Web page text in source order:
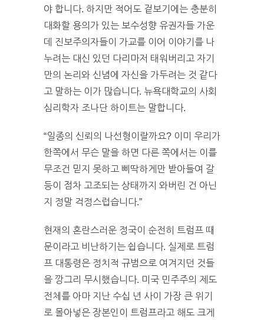
야 합니다. 하지만 적어도 겉보기에는 충분히
대화할 용의가 있는 보수성향 유권자들 가운
데 진보주의자들이 가교를 이어 이야기를 나
누려는 대신 있던 다리마저 태워버리고 자기
만의 논리와 신념에 자신을 가두려는 것 같다
고 말하는 이가 많습니다. 뉴욕대학교의 사회
심리학자 조나단 하이트는 말합니다.
“일종의 신뢰의 나선형이랄까요? 이미 우리가
한쪽에서 무슨 말을 하면 다른 쪽에서는 이를
무조건 믿지 못하고 삐딱하게만 받아들여 갈
등이 점차 고조되는 상태까지 와버린 건 아닌
지 정말 걱정스럽습니다.”
현재의 혼란스러운 정국이 순전히 트럼프 때
문이라고 비난하기는 쉽습니다. 실제로 트럼
프 대통령은 정치적 규범으로 여겨지던 것들
을 깡그리 무시했습니다. 미국 민주주의 제도
전체를 아마 지난 수십 년 사이 가장 큰 위기
로 몰아넣은 장본인이 트럼프라고 해도 크게